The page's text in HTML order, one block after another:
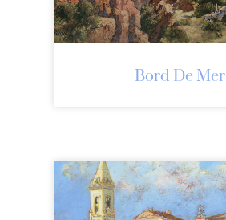
Bord De Mer